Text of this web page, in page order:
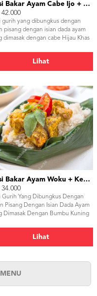
Nasi Bakar Ayam Cabe Ijo + Tahu Tempe
42.000
gurih yang dibungkus dengan
pisang dengan isian dada ayam
dimasak dengan cabe Hijau Khas
Lihat
Nasi Bakar Ayam Woku + Kerupuk
34.000
Gurih Yang Dibungkus Dengan
Pisang Dengan Isian Dada Ayam
Dimasak Dengan Bumbu Kuning
Kemudian Nasi Dibakar Dan
Bungkus Dibuka Bau Harum
Woku Tidak Pedas Sehingga Bisa
Lihat